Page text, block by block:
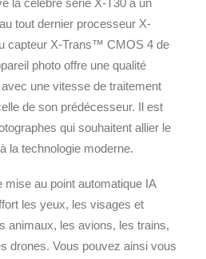
la célèbre série X-T30 à un
tout dernier processeur X-
capteur X-Trans™ CMOS 4 de
photo offre une qualité
une vitesse de traitement
de son prédécesseur. Il est
qui souhaitent allier le
la technologie moderne.
au point automatique IA
les yeux, les visages et
animaux, les avions, les trains,
drones. Vous pouvez ainsi vous